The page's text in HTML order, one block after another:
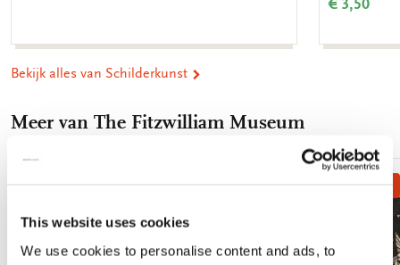
This website uses cookies
We use cookies to personalise content and ads, to
€ 3,50
Bekijk alles van Schilderkunst
Meer van The Fitzwilliam Museum